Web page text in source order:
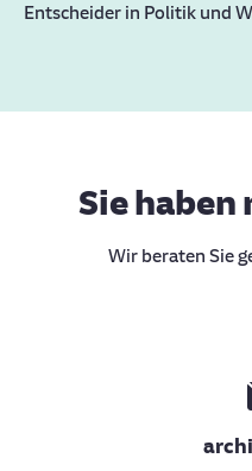
Entscheider in Politik und
Sie haben
Wir beraten Sie